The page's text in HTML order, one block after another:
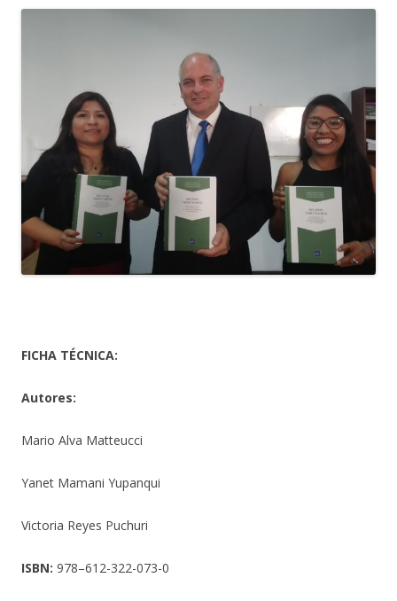
FICHA TÉCNICA:
Autores:
Mario Alva Matteucci
Yanet Mamani Yupanqui
Victoria Reyes Puchuri
ISBN: 978–612-322-073-0